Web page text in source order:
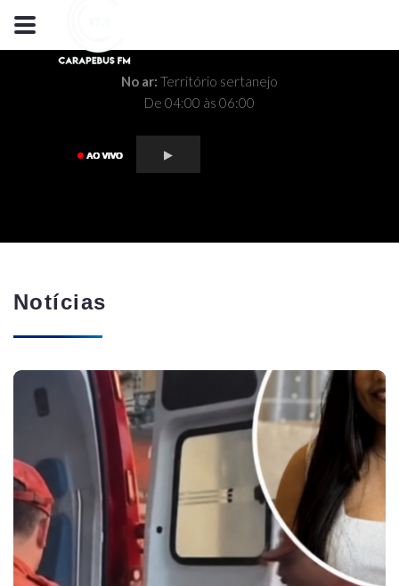
No ar: Território sertanejo
De 04:00 às 06:00
Notícias